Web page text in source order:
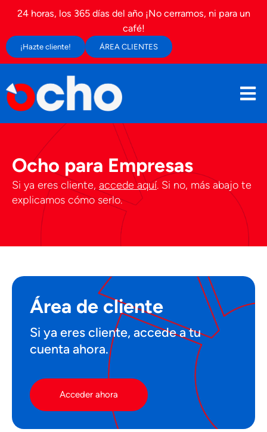
24 horas, los 365 días del año ¡No cerramos, ni para un
café!
¡Hazte cliente! ÁREA CLIENTES
Ocho para Empresas
Si ya eres cliente, accede aquí. Si no, más abajo te
explicamos cómo serlo.
Área de cliente
Si ya eres cliente, accede a tu
cuenta ahora.
Acceder ahora